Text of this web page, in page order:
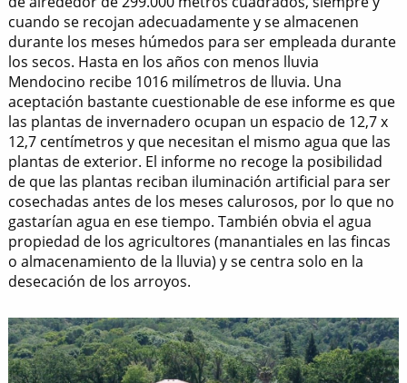
cuando se recojan adecuadamente y se almacenen
durante los meses húmedos para ser empleada durante
los secos. Hasta en los años con menos lluvia
Mendocino recibe 1016 milímetros de lluvia. Una
aceptación bastante cuestionable de ese informe es que
las plantas de invernadero ocupan un espacio de 12,7 x
12,7 centímetros y que necesitan el mismo agua que las
plantas de exterior. El informe no recoge la posibilidad
de que las plantas reciban iluminación artificial para ser
cosechadas antes de los meses calurosos, por lo que no
gastarían agua en ese tiempo. También obvia el agua
propiedad de los agricultores (manantiales en las fincas
o almacenamiento de la lluvia) y se centra solo en la
desecación de los arroyos.